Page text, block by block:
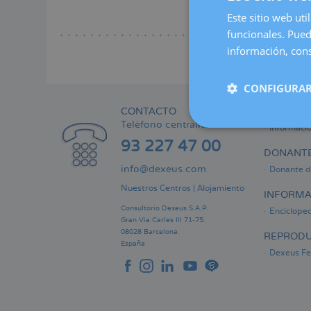
a
la
Lee
CONTACTO
Teléfono centralita:
93 227 47 00
info@dexeus.com
Nuestros Centros Alojamiento
Consultorio Dexeus S.A.P.
Gran Via Carles III 71-75.
08028 Barcelona.
España
Donante
Dexeus
Este sitio web
funcionales.
información,